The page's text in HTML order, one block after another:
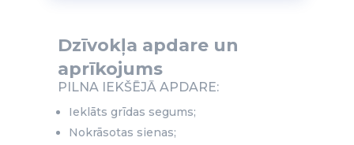
Dzīvokļa apdare un
aprīkojums
PILNA IEKŠĒJĀ APDARE:
Ieklāts grīdas segums;
Nokrāsotas sienas;